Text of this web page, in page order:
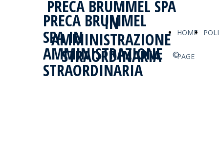
PRECA BRUMMEL
SPA IN
AMMINISTRAZIONE
STRAORDINARIA
PRECA BRUMMEL SPA
IN
AMMINISTRAZIONE
STRAORDINARIA
HOME
PAGE
©